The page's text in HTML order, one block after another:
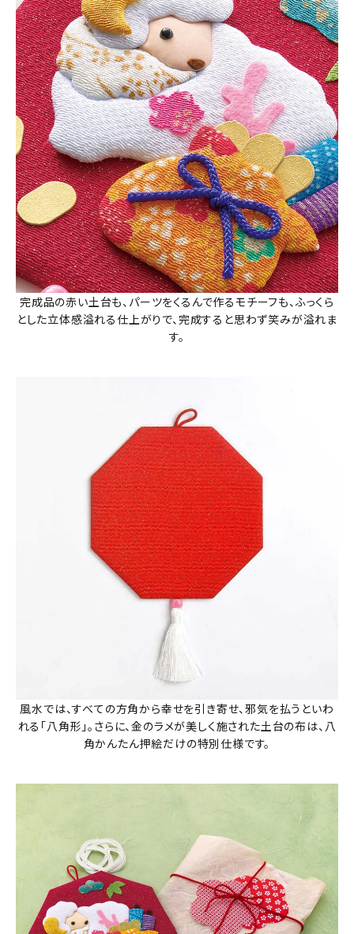
完成品の赤い土台も、パーツをくるんで作るモチーフも、ふっくら
とした立体感溢れる仕上がりで、完成すると思わず笑みが溢れま
す。
風水では、すべての方角から幸せを引き寄せ、邪気を払うといわ
れる「八角形」。さらに、金のラメが美しく施された土台の布は、八
角かんたん押絵だけの特別仕様です。